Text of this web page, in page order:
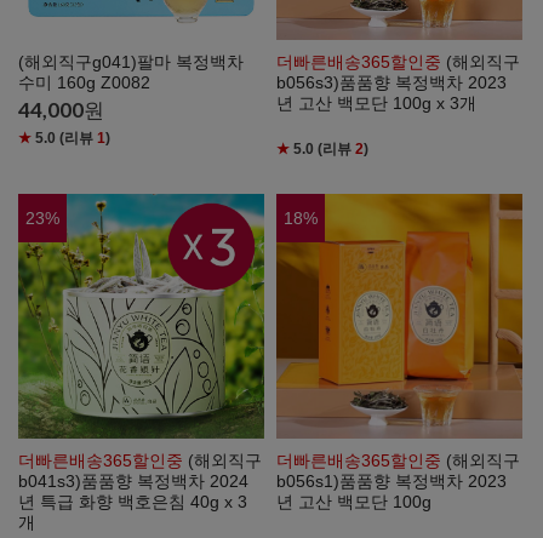
(해외직구g041)팔마 복정백차
수미 160g Z0082
44,000원
★ 5.0 (리뷰 1)
더빠른배송365할인중 (해외직구
b056s3)품품향 복정백차 2023
년 고산 백모단 100g x 3개
★ 5.0 (리뷰2)
23%
더빠른배송365할인중 (해외직구
b041s3)품품향 복정백차 2024
년 특급 화향 백호은침 40g x 3
개
18%
더빠른배송365할인중 (해외직구
b056s1)품품향 복정백차 2023
년 고산 백모단 100g